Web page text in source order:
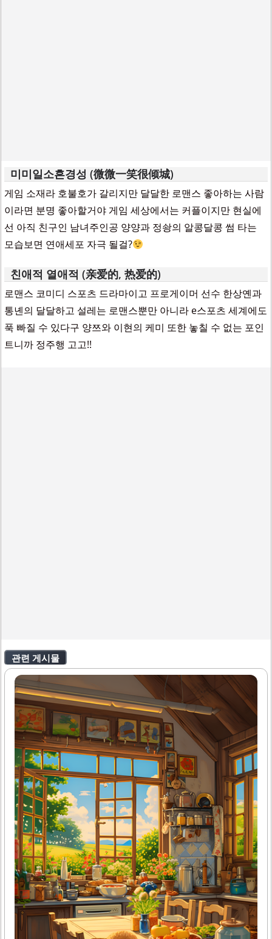
미미일소흔경성 (微微一笑很倾城)
게임 소재라 호불호가 갈리지만 달달한 로맨스 좋아하는 사람
이라면 분명 좋아할거야 게임 세상에서는 커플이지만 현실에
선 아직 친구인 남녀주인공 양양과 정솽의 알콩달콩 썸 타는
모습보면 연애세포 자극 될걸?
친애적 열애적 (亲爱的, 热爱的)
로맨스 코미디 스포츠 드라마이고 프로게이머 선수 한상옌과
통녠의 달달하고 설레는 로맨스뿐만 아니라 e스포츠 세계에도
푹 빠질 수 있다구 양쯔와 이현의 케미 또한 놓칠 수 없는 포인
트니까 정주행 고고!!
관련 게시물